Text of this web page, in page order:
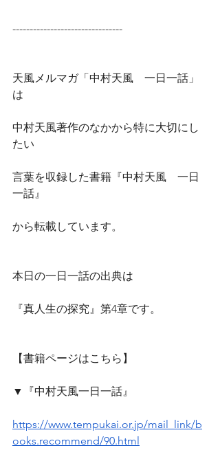
--------------------------------
天風メルマガ「中村天風　一日一話」
は
中村天風著作のなかから特に大切にし
たい
言葉を収録した書籍『中村天風　一日
一話』
から転載しています。
本日の一日一話の出典は
『真人生の探究』第4章です。
【書籍ページはこちら】
▼『中村天風一日一話』
https://www.tempukai.or.jp/mail_link/b
ooks.recommend/90.html